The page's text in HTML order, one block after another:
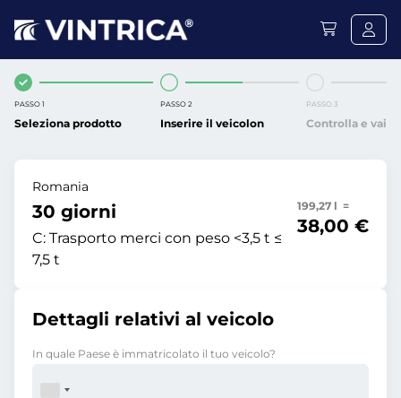
PASSO 1
Seleziona prodotto
PASSO 2
Inserire il veicolon
PASSO 3
Controlla e vai
Romania
30 giorni
C: Trasporto merci con peso <3,5 t ≤
7,5 t
199,27 l =
38,00 €
Dettagli relativi al veicolo
In quale Paese è immatricolato il tuo veicolo?